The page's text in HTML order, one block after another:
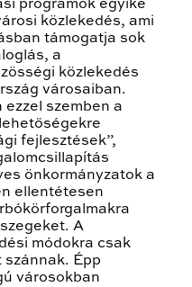
programok egyike
közlekedés, ami
támogatja sok
a
közlekedés
városaiban.
ezzel szemben a
fejlesztések”,
önkormányzatok a
ellentétesen
A
módokra csak
szánnak. Épp
városokban